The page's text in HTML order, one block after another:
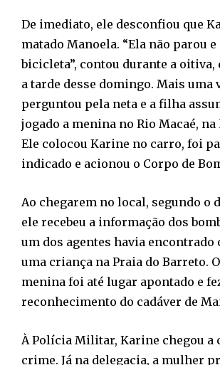
De imediato, ele desconfiou que
matado Manoela. “Ela não parou e
bicicleta”, contou durante a oitiva,
a tarde desse domingo. Mais uma
perguntou pela neta e a filha
jogado a menina no Rio Macaé,
Ele colocou Karine no carro, foi
indicado e acionou o Corpo de
Ao chegarem no local, segundo o
ele recebeu a informação dos
um dos agentes havia encontrado
uma criança na Praia do Barreto.
menina foi até lugar apontado e
reconhecimento do cadáver de
À Polícia Militar, Karine chegou a
crime. Já na delegacia, a mulher